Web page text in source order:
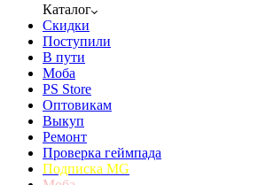
Каталог
Скидки
Поступили
В пути
Моба
PS Store
Оптовикам
Выкуп
Ремонт
Проверка геймпада
Подписка MG